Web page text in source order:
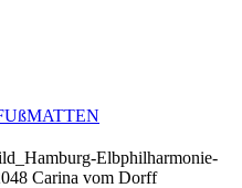
Elbphilharmonie-
Carina vom Dorff